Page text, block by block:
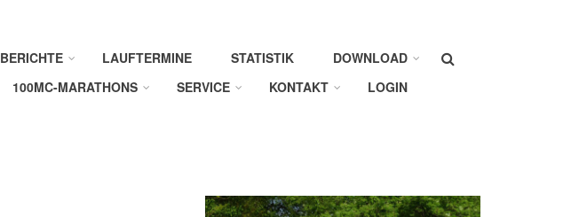
Suche
BERICHTE LAUFTERMINE STATISTIK
DOWNLOAD
100MC-MARATHONS
SERVICE KONTAKT LOGIN